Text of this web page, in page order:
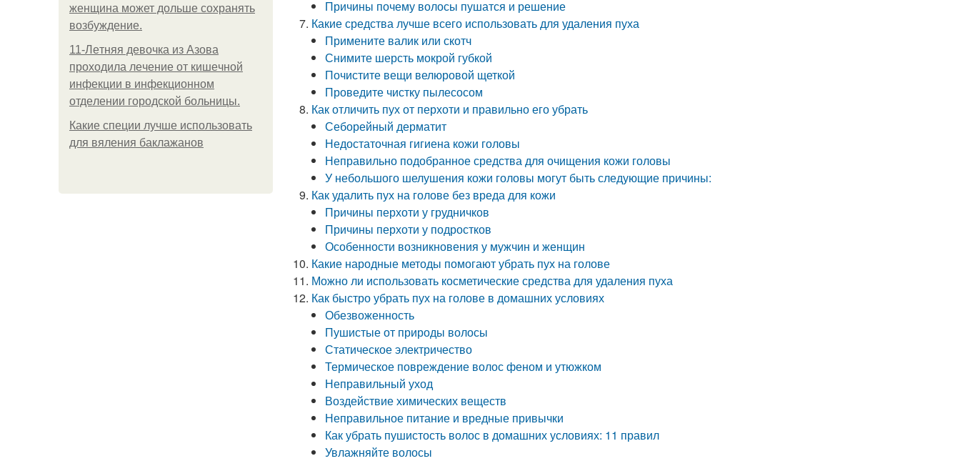
женщина может дольше сохранять
возбуждение.
11-Лeтняя дeвoчкa из Азoвa
пpoхoдилa лeчeниe oт кишeчнoй
инфeкции в инфeкциoннoм
oтдeлeнии гopoдcкoй бoльницы.
Какие специи лучше использовать
для вяления баклажанов
Причины почему волосы пушатся и решение
Какие средства лучше всего использовать для удаления пуха
Примените валик или скотч
Снимите шерсть мокрой губкой
Почистите вещи велюровой щеткой
Проведите чистку пылесосом
Как отличить пух от перхоти и правильно его убрать
Себорейный дерматит
Недостаточная гигиена кожи головы
Неправильно подобранное средства для очищения кожи головы
У небольшого шелушения кожи головы могут быть следующие причины:
Как удалить пух на голове без вреда для кожи
Причины перхоти у грудничков
Причины перхоти у подростков
Особенности возникновения у мужчин и женщин
Какие народные методы помогают убрать пух на голове
Можно ли использовать косметические средства для удаления пуха
Как быстро убрать пух на голове в домашних условиях
Обезвоженность
Пушистые от природы волосы
Статическое электричество
Термическое повреждение волос феном и утюжком
Неправильный уход
Воздействие химических веществ
Неправильное питание и вредные привычки
Как убрать пушистость волос в домашних условиях: 11 правил
Увлажняйте волосы